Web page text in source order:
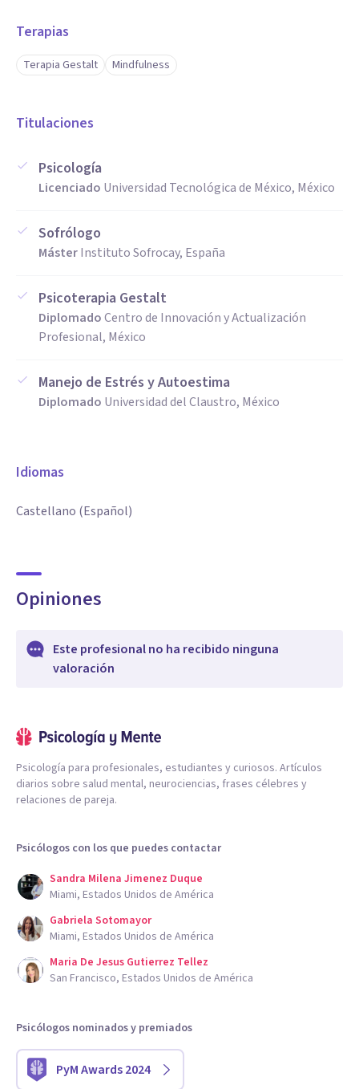
Terapias
Terapia Gestalt Mindfulness
Titulaciones
Psicología
Licenciado Universidad Tecnológica de México, México
Sofrólogo
MásterInstituto Sofrocay, España
Psicoterapia Gestalt
DiplomadoCentro de Innovación y Actualización
Profesional, México
Manejo de Estrés y Autoestima
Diplomado Universidad del Claustro, México
Idiomas
Castellano (Español)
Opiniones
Este profesional no ha recibido ninguna
valoración
Psicología para profesionales, estudiantes y curiosos. Artículos
diarios sobre salud mental, neurociencias, frases célebres y
relaciones de pareja.
Psicólogos con los que puedes contactar
Sandra Milena Jimenez Duque
Miami, Estados Unidos de América
Gabriela Sotomayor
Miami, Estados Unidos de América
Maria De Jesus Gutierrez Tellez
San Francisco, Estados Unidos de América
Psicólogos nominados y premiados
PyM Awards 2024